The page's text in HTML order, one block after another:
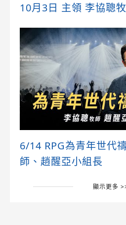
10月3日 主領 李協聰
6/14 RPG為青年世代
師、趙醒亞小組長
顯示更多